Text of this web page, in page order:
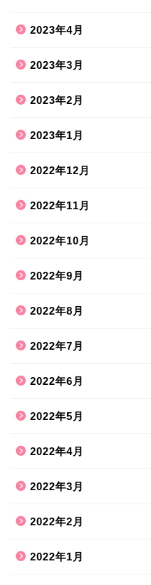
2023年4月
2023年3月
2023年2月
2023年1月
2022年12月
2022年11月
2022年10月
2022年9月
2022年8月
2022年7月
2022年6月
2022年5月
2022年4月
2022年3月
2022年2月
2022年1月